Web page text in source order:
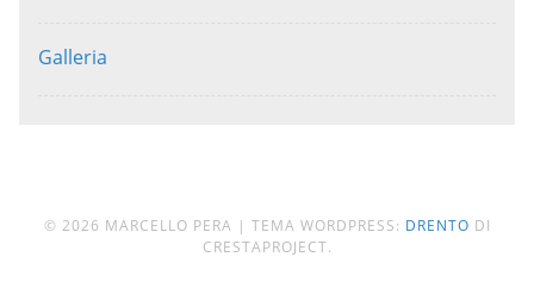
Galleria
© 2026 MARCELLO PERA | TEMA WORDPRESS: DRENTO DI
CRESTAPROJECT.